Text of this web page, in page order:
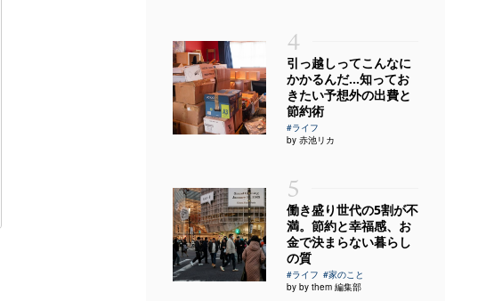
4
引っ越しってこんなに
かかるんだ…知ってお
きたい予想外の出費と
節約術
#ライフ
by 赤池リカ
5
働き盛り世代の5割が不
満。節約と幸福感、お
金で決まらない暮らし
の質
#ライフ #家のこと
by by them 編集部